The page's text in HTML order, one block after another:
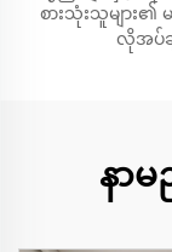
စားသုံးသူများ၏
လိုအပ်ခ
နာ